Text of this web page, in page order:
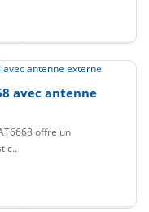
avec antenne
offre un
c..